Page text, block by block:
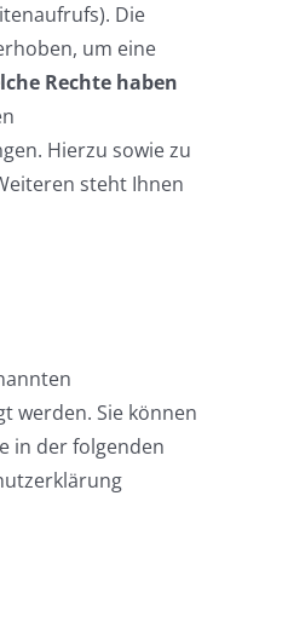
Die
um eine
Rechte haben
Hierzu sowie zu
steht Ihnen
werden. Sie können
in der folgenden